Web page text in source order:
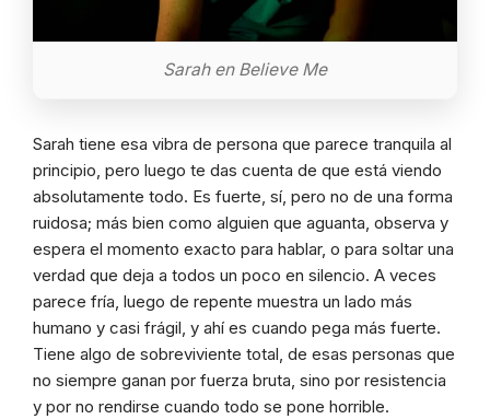
Sarah en Believe Me
Sarah tiene esa vibra de persona que parece tranquila al
principio, pero luego te das cuenta de que está viendo
absolutamente todo. Es fuerte, sí, pero no de una forma
ruidosa; más bien como alguien que aguanta, observa y
espera el momento exacto para hablar, o para soltar una
verdad que deja a todos un poco en silencio. A veces
parece fría, luego de repente muestra un lado más
humano y casi frágil, y ahí es cuando pega más fuerte.
Tiene algo de sobreviviente total, de esas personas que
no siempre ganan por fuerza bruta, sino por resistencia
y por no rendirse cuando todo se pone horrible.